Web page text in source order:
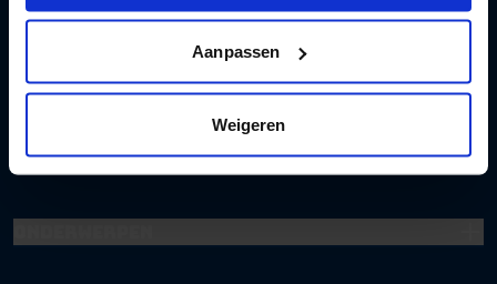
Aanpassen
Weigeren
Test en apps
Hulp en advies